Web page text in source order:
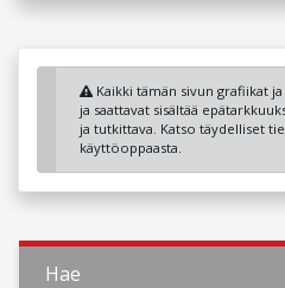
Kaikki tämän sivun grafiikat
ja saattavat sisältää
ja tutkittava. Katso täydelliset
käyttöoppaasta.
Hae